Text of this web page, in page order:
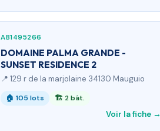
AB1495266
DOMAINE PALMA GRANDE -
SUNSET RESIDENCE 2
📍 129 r de la marjolaine 34130 Mauguio
🏠 105 lots 🏗 2 bât.
Voir la fiche →